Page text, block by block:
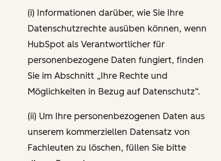
(i) Informationen darüber, wie Sie Ihre
Datenschutzrechte ausüben können, wenn
HubSpot als Verantwortlicher für
personenbezogene Daten fungiert, finden
Sie im Abschnitt „Ihre Rechte und
Möglichkeiten in Bezug auf Datenschutz“.
(ii) Um Ihre personenbezogenen Daten aus
unserem kommerziellen Datensatz von
Fachleuten zu löschen, füllen Sie bitte